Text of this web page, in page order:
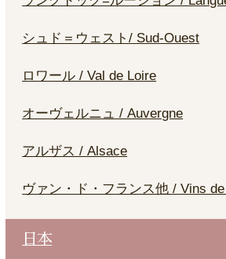
シュド＝ウェスト/ Sud-Ouest
ロワール / Val de Loire
オーヴェルニュ / Auvergne
アルザス / Alsace
ヴァン・ド・フランス他 / Vins
日本